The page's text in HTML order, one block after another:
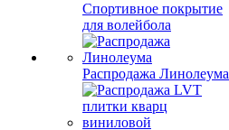
Спортивное покрытие
для волейбола
Распродажа Линолеума